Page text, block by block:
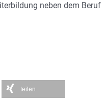
neben dem Beruf
teilen